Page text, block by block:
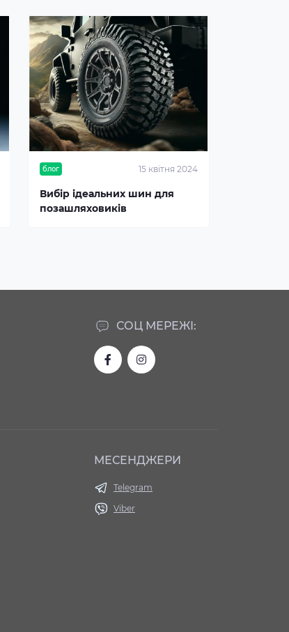
блог 15 квітня 2024
Вибір ідеальних шин для
позашляховиків
СОЦ МЕРЕЖІ:
МЕСЕНДЖЕРИ
Telegram
Viber